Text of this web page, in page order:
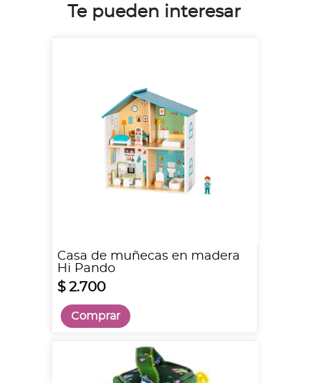
Te pueden interesar
Casa de muñecas en madera
Hi Pando
$ 2.700
Comprar